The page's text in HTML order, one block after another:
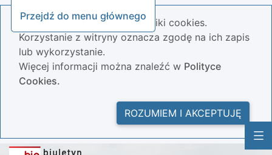
Przejdź do menu głównego
Nasza strona wykorzystuje pliki cookies.
Korzystanie z witryny oznacza zgodę na ich zapis
lub wykorzystanie.
Więcej informacji można znaleźć w Polityce
Cookies.
ROZUMIEM I AKCEPTUJĘ